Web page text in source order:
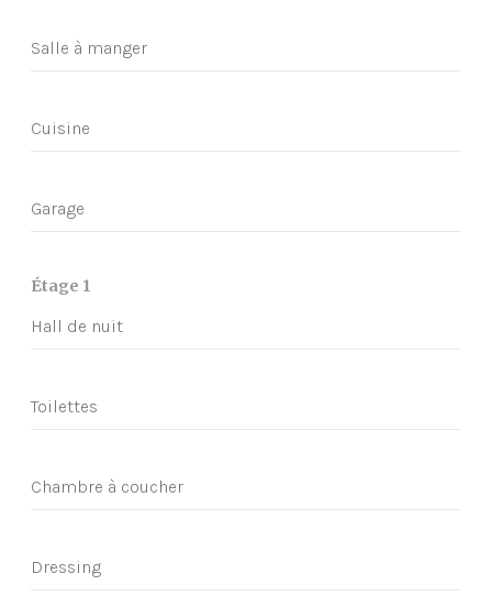
Salle à manger
Cuisine
Garage
Étage 1
Hall de nuit
Toilettes
Chambre à coucher
Dressing